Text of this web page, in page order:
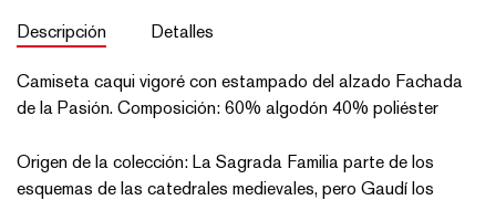
Descripción Detalles
Camiseta caqui vigoré con estampado del alzado Fachada
de la Pasión. Composición: 60% algodón 40% poliéster
Origen de la colección: La Sagrada Familia parte de los
esquemas de las catedrales medievales, pero Gaudí los